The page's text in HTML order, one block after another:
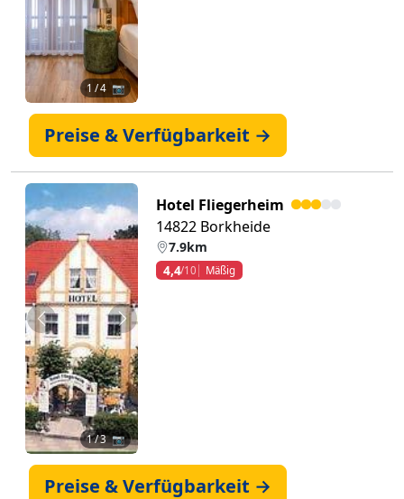
1 / 4 📷
Preise & Verfügbarkeit →
Zurück Weiter
1/ 3 📷
Hotel Fliegerheim
14822 Borkheide
7.9km
4,4/10 Mäßig
Preise & Verfügbarkeit →